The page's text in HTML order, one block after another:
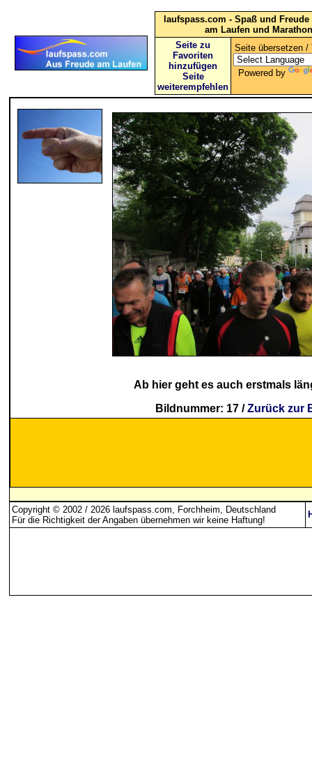
laufspass.com - Spaß und
am Laufen und Marathon
Seite zu
Favoriten
hinzufügen
Seite
weiterempfehlen
Seite übersetzen /
Powered by
Ab hier geht es auch erstmals
Bildnummer: 17 /Zurück zur
Copyright © 2002 / 2026 laufspass.com, Forchheim, Deutschland
Für die Richtigkeit der Angaben übernehmen wir keine Haftung!